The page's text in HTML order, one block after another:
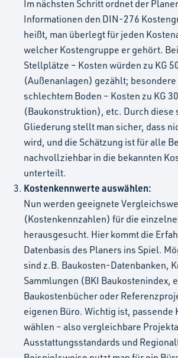
Im nächsten Schritt ordnet der
Informationen den DIN-276
heißt, man überlegt für jeden
welcher Kostengruppe er gehört.
Stellplätze – Kosten würden zu KG
(Außenanlagen) gezählt;
schlechtem Boden – Kosten zu KG
(Baukonstruktion), etc. Durch diese
Gliederung stellt man sicher, dass
wird, und die Schätzung ist für alle
nachvollziehbar in die bekannten
unterteilt.
Kostenkennwerte auswählen:
Nun werden geeignete
(Kostenkennzahlen) für die
herausgesucht. Hier kommt die
Datenbasis des Planers ins Spiel.
sind z.B. Baukosten-Datenbanken,
Sammlungen (BKI Baukostenindex,
Baukostenbücher oder
eigenen Büro. Wichtig ist, passende
wählen – also vergleichbare
Ausstattungsstandards und